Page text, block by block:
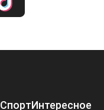
СпортИнтересное